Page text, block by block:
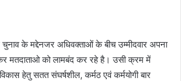
चुनाव के मद्देनजर अधिवक्ताओं के बीच उम्मीदवार अपना
मतदाताओ को लामबंद कर रहे है। उसी क्रम में
हेतु सतत संघर्षशील, कर्मठ एवं कर्मयोगी बार